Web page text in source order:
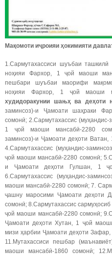
Мақомоти иҷроияи ҳокимияти
1.Сармутахассиси шуъбаи
ноҳияи Фархор, 1 ҷой маоши
пешбари шуъбаи маорифи
ноҳияи Фархор, 1 ҷой маоши
худидоракунии шањҳ ва деҳоти
заминсоз)-и Ҷамоати шаҳраки
сомонӣ; 2.Сармутахассис
1 ҷой маоши мансабӣ-2280
заминсоз)-и Ҷамоати деҳоти
4.Сармутахассис (муҳандис-
ҷой маоши мансабӣ-2280 сомонӣ;
и Ҷамоати деҳоти Гулшан, 1
6.Сармутахассис (муҳандис-
маоши мансабӣ-2280 сомонӣ; 7.
ҷашну маросими Ҷамоати деҳоти
сомонӣ; 8.Сармутахассис
ҷой маоши мансабӣ-2280 сомонӣ;
Ҷамоати деҳоти Хутан, 1 ҷой
мизи ҳарбии Ҷамоати деҳоти
11.Мутахассиси пешбар
маоши мансабӣ-1860 сомонӣ;